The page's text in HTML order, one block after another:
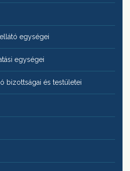
egységei
egységei
bizottságai és testületei